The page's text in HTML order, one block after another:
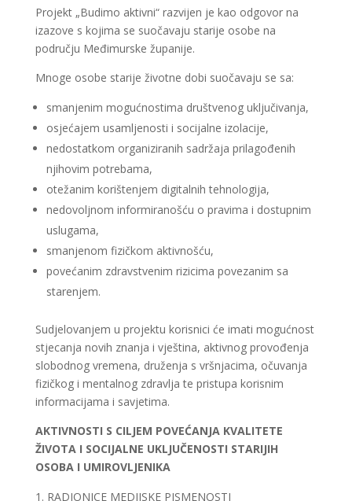
Projekt „Budimo aktivni“ razvijen je kao odgovor na
izazove s kojima se suočavaju starije osobe na
području Međimurske županije.
Mnoge osobe starije životne dobi suočavaju se sa:
smanjenim mogućnostima društvenog uključivanja,
osjećajem usamljenosti i socijalne izolacije,
nedostatkom organiziranih sadržaja prilagođenih
njihovim potrebama,
otežanim korištenjem digitalnih tehnologija,
nedovoljnom informiranošću o pravima i dostupnim
uslugama,
smanjenom fizičkom aktivnošću,
povećanim zdravstvenim rizicima povezanim sa
starenjem.
Sudjelovanjem u projektu korisnici će imati mogućnost
stjecanja novih znanja i vještina, aktivnog provođenja
slobodnog vremena, druženja s vršnjacima, očuvanja
fizičkog i mentalnog zdravlja te pristupa korisnim
informacijama i savjetima.
AKTIVNOSTI S CILJEM POVEĆANJA KVALITETE
ŽIVOTA I SOCIJALNE UKLJUČENOSTI STARIJIH
OSOBA I UMIROVLJENIKA
RADIONICE MEDIJSKE PISMENOSTI